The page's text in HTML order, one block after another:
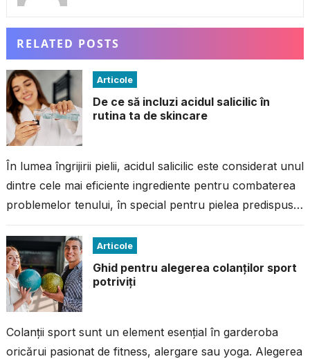
RELATED POSTS
Articole
De ce să incluzi acidul salicilic în
rutina ta de skincare
În lumea îngrijirii pielii, acidul salicilic este considerat unul
dintre cele mai eficiente ingrediente pentru combaterea
problemelor tenului, în special pentru pielea predispusă
Articole
Ghid pentru alegerea colanților sport
potriviți
Colanții sport sunt un element esențial în garderoba
oricărui pasionat de fitness, alergare sau yoga. Alegerea